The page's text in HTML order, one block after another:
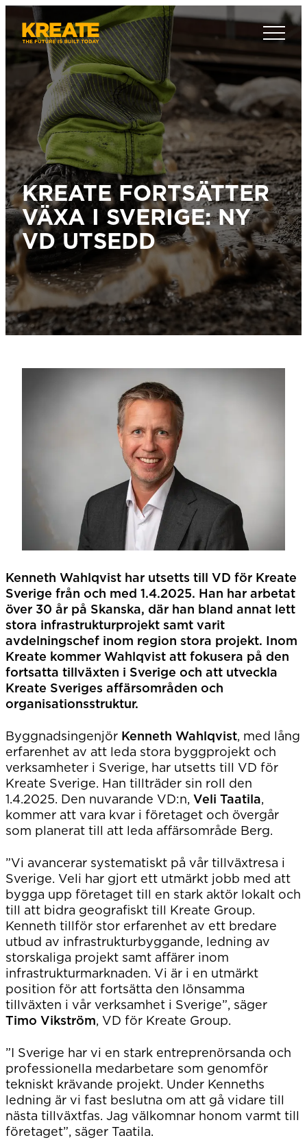
Hoppa
innehåll
Kreate Sverige
KREATE FORTSÄTTER
VÄXA I SVERIGE: NY
VD UTSEDD
Kenneth Wahlqvist har utsetts till VD för Kreate
Sverige från och med 1.4.2025. Han har arbetat
över 30 år på Skanska, där han bland annat lett
stora infrastrukturprojekt samt varit
avdelningschef inom region stora projekt. Inom
Kreate kommer Wahlqvist att fokusera på den
fortsatta tillväxten i Sverige och att utveckla
Kreate Sveriges affärsområden och
organisationsstruktur.
Byggnadsingenjör Kenneth Wahlqvist, med lång
erfarenhet av att leda stora byggprojekt och
verksamheter i Sverige, har utsetts till VD för
Kreate Sverige. Han tillträder sin roll den
1.4.2025. Den nuvarande VD:n, Veli Taatila,
kommer att vara kvar i företaget och övergår
som planerat till att leda affärsområde Berg.
”Vi avancerar systematiskt på vår tillväxtresa i
Sverige. Veli har gjort ett utmärkt jobb med att
bygga upp företaget till en stark aktör lokalt och
till att bidra geografiskt till Kreate Group.
Kenneth tillför stor erfarenhet av ett bredare
utbud av infrastrukturbyggande, ledning av
storskaliga projekt samt affärer inom
infrastrukturmarknaden. Vi är i en utmärkt
position för att fortsätta den lönsamma
tillväxten i vår verksamhet i Sverige”, säger
Timo Vikström, VD för Kreate Group.
”I Sverige har vi en stark entreprenörsanda och
professionella medarbetare som genomför
tekniskt krävande projekt. Under Kenneths
ledning är vi fast beslutna om att gå vidare till
nästa tillväxtfas. Jag välkomnar honom varmt till
företaget”, säger Taatila.